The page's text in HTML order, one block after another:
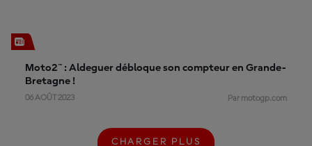
Moto2™ : Aldeguer débloque son compteur en Grande-
Bretagne !
06 AOÛT 2023 Par motogp.com
CHARGER PLUS